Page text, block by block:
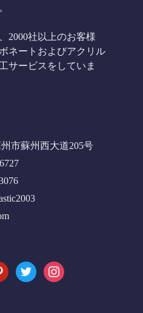
2000社以上のお客様
ネートおよびアクリル
サービスをしていま
市蘇州西大道205号
twitter instagram